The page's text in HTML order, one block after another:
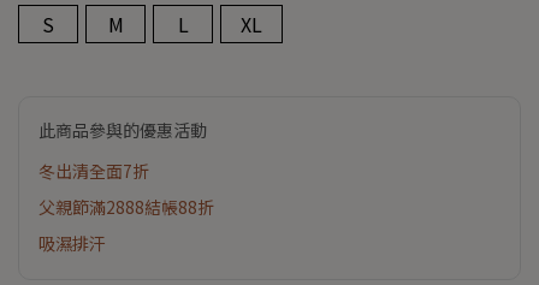
S
M L XL
此商品參與的優惠活動
冬出清全面7折
父親節滿2888結帳88折
吸濕排汗